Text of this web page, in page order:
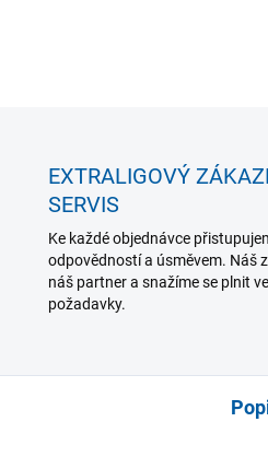
EXTRALIGOVÝ
SERVIS
Ke každé objednávce
odpovědností a úsměvem. Náš
náš partner a snažíme se plnit
požadavky.